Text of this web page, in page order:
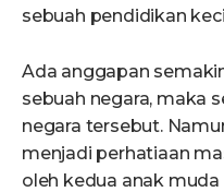
sebuah pendidikan
Ada anggapan
sebuah negara, maka
negara tersebut.
menjadi perhatiaan
oleh kedua anak muda